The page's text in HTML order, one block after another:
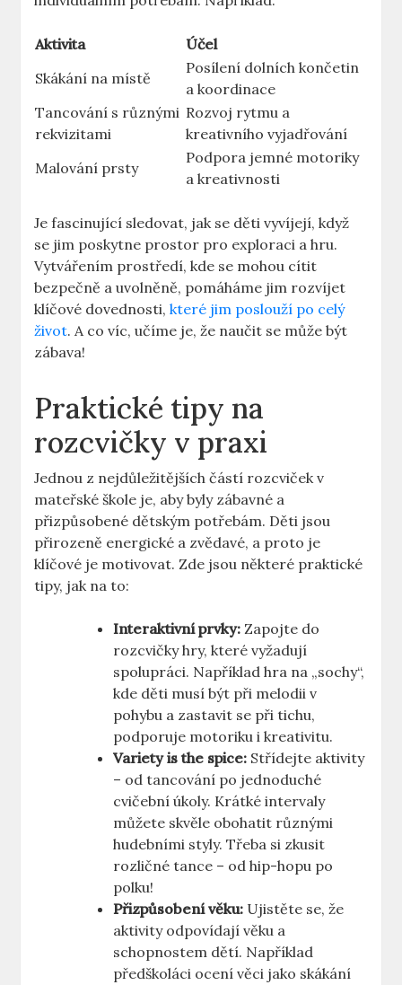
Aktivita
Účel
Skákání na místě
Posílení dolních končetin
a koordinace
Tancování s různými
rekvizitami
Rozvoj rytmu a
kreativního vyjadřování
Malování prsty
Podpora jemné motoriky
a kreativnosti
Je fascinující sledovat, jak se děti vyvíjejí, když
se jim poskytne prostor pro exploraci a hru.
Vytvářením prostředí, kde se mohou cítit
bezpečně a uvolněně, pomáháme jim rozvíjet
klíčové dovednosti,které jim poslouží po celý
život. A co víc, učíme je, že naučit se může být
zábava!
Praktické tipy na
rozcvičky v praxi
Jednou z nejdůležitějších částí rozcviček v
mateřské škole je, aby byly zábavné a
přizpůsobené dětským potřebám. Děti jsou
přirozeně energické a zvědavé, a proto je
klíčové je motivovat. Zde jsou některé praktické
tipy, jak na to:
Interaktivní prvky: Zapojte do
rozcvičky hry, které vyžadují
spolupráci. Například hra na „sochy“,
kde děti musí být při melodii v
pohybu a zastavit se při tichu,
podporuje motoriku i kreativitu.
Variety is the spice: Střídejte aktivity
– od tancování po jednoduché
cvičební úkoly. Krátké intervaly
můžete skvěle obohatit různými
hudebními styly. Třeba si zkusit
rozličné tance – od hip-hopu po
polku!
Přizpůsobení věku: Ujistěte se, že
aktivity odpovídají věku a
schopnostem dětí. Například
předškoláci ocení věci jako skákání